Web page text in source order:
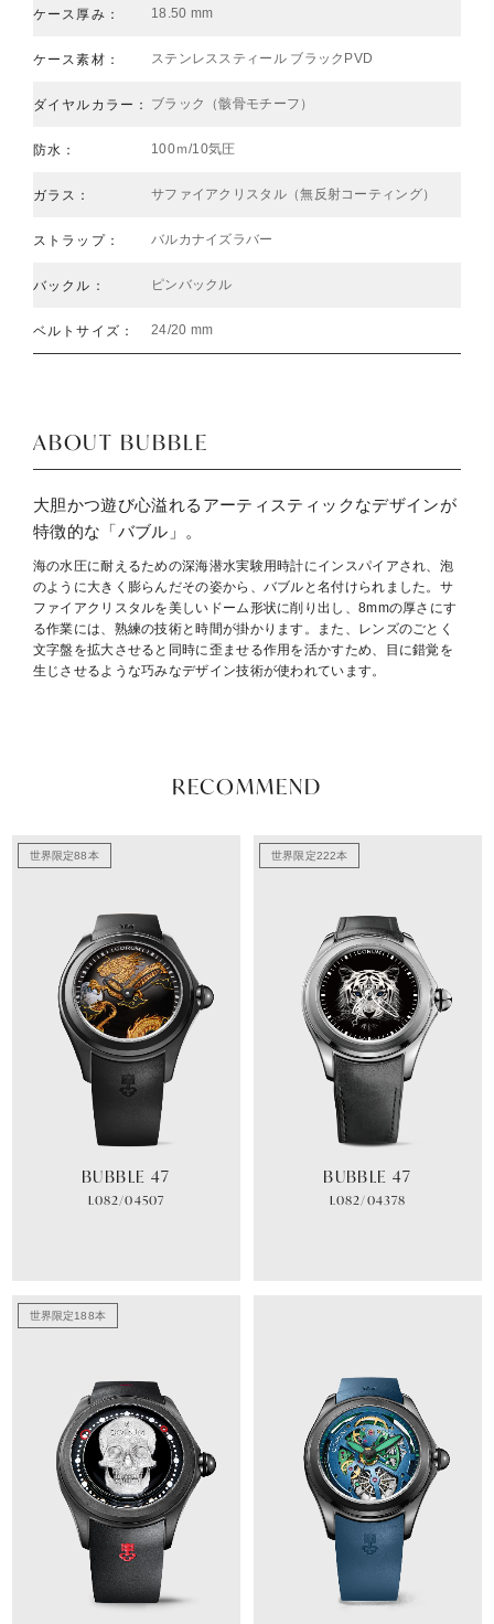
ケース厚み： 18.50 mm
ケース素材： ステンレススティール ブラックPVD
ダイヤルカラー： ブラック（骸骨モチーフ）
防水： 100ｍ/10気圧
ガラス： サファイアクリスタル（無反射コーティング）
ストラップ： バルカナイズラバー
バックル： ピンバックル
ベルトサイズ： 24/20 mm
ABOUT BUBBLE
大胆かつ遊び心溢れるアーティスティックなデザインが
特徴的な「バブル」。
海の水圧に耐えるための深海潜水実験用時計にインスパイアされ、泡
のように大きく膨らんだその姿から、バブルと名付けられました。サ
ファイアクリスタルを美しいドーム形状に削り出し、8mmの厚さにす
る作業には、熟練の技術と時間が掛かります。また、レンズのごとく
文字盤を拡大させると同時に歪ませる作用を活かすため、目に錯覚を
生じさせるような巧みなデザイン技術が使われています。
RECOMMEND
世界限定88本
BUBBLE 47
L082/04507
世界限定222本
BUBBLE 47
L082/04378
世界限定188本